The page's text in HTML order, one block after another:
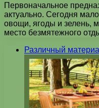
Первоначальное
актуально. Сегодня
овощи, ягоды и зелень,
место безмятежного
Различный